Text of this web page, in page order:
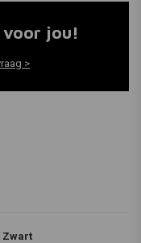
jou!
>
Zwart